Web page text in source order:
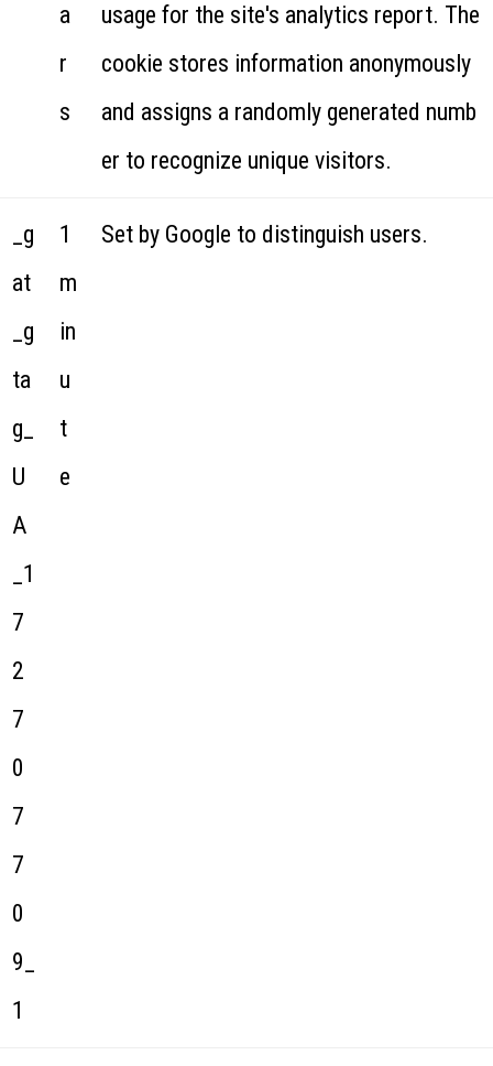
a
r
s
usage for the site's analytics report. The
cookie stores information anonymously
and assigns a randomly generated numb
er to recognize unique visitors.
_g
at
_g
ta
g_
U
A
_1
7
2
7
0
7
7
0
9_
1
1
m
in
u
t
e
Set by Google to distinguish users.